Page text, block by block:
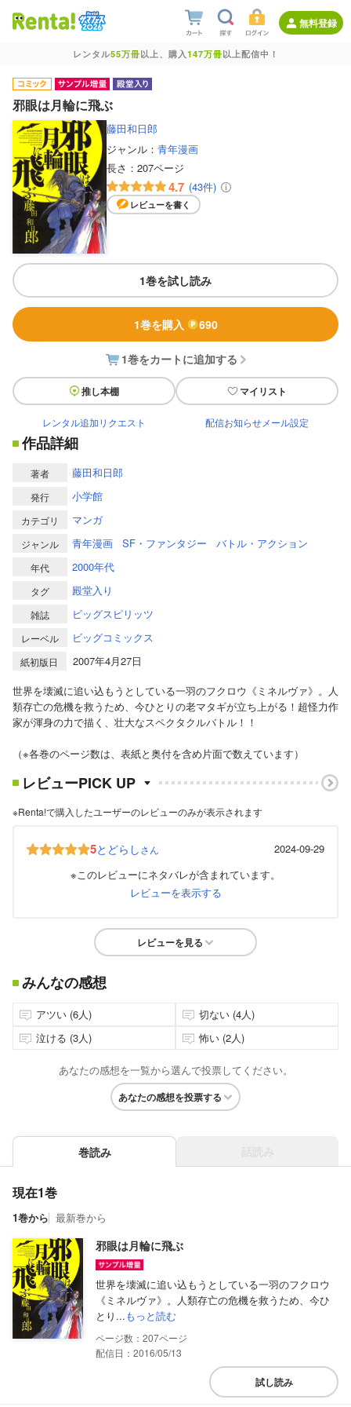
無料登録
レンタル55万冊以上、購入147万冊以上配信中！
邪眼は月輪に飛ぶ
藤田和日郎
ジャンル： 青年漫画
長さ： 207ページ
4.7 (43件)
レビューを書く
1巻を試し読み
1巻を購入 690
1巻をカートに追加する
推し本棚 マイリスト
レンタル追加リクエスト 配信お知らせメール設定
作品詳細
著者 藤田和日郎
発行 小学館
カテゴリ マンガ
ジャンル 青年漫画 SF・ファンタジー バトル・アクション
年代 2000年代
タグ 殿堂入り
雑誌 ビッグスピリッツ
レーベル ビッグコミックス
紙初版日
2007年4月27日
世界を壊滅に追い込もうとしている一羽のフクロウ《ミネルヴァ》。人
類存亡の危機を救うため、今ひとりの老マタギが立ち上がる！超怪力作
家が渾身の力で描く、壮大なスペクタクルバトル！！
（※各巻のページ数は、表紙と奥付を含め片面で数えています）
レビューPICK UP
※Renta!で購入したユーザーのレビューのみが表示されます
5とどらしさん
2024-09-29
※このレビューにネタバレが含まれています。
レビューを表示する
レビューを見る
みんなの感想
アツい (6人)
切ない (4人)
泣ける (3人)
怖い (2人)
あなたの感想を一覧から選んで投票してください。
あなたの感想を投票する
巻読み
現在1巻
1巻から 最新巻から
邪眼は月輪に飛ぶ
世界を壊滅に追い込もうとしている一羽のフクロウ
《ミネルヴァ》。人類存亡の危機を救うため、今ひ
とり...もっと読む
207
配信日：2016/05/13
試し読み